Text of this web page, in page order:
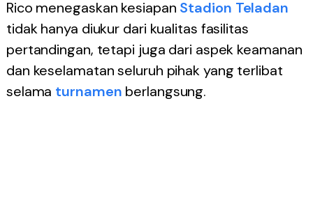
Rico menegaskan kesiapan Stadion Teladan
tidak hanya diukur dari kualitas fasilitas
pertandingan, tetapi juga dari aspek keamanan
dan keselamatan seluruh pihak yang terlibat
selama turnamen berlangsung.